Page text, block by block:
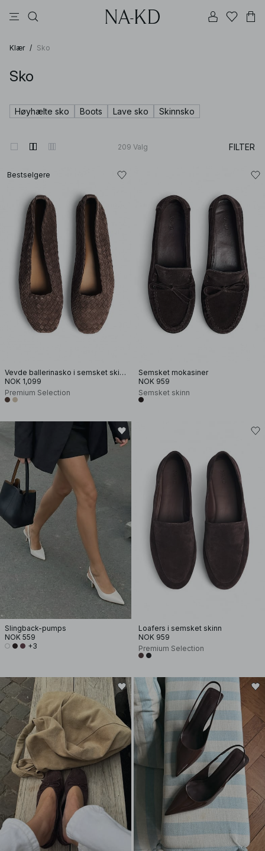
Klær / Sko
Sko
Høyhælte sko Boots Lave sko Skinnsko
209 Valg FILTER
Bestselgere
Vevde ballerinasko i semsket skinn
NOK 1,099
Premium Selection
Semsket mokasiner
NOK 959
Semsket skinn
Slingback-pumps
NOK 559
+3
Loafers i semsket skinn
NOK 959
Premium Selection